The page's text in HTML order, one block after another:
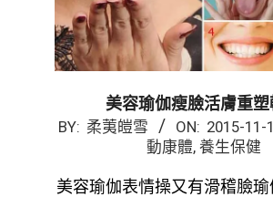
美容瑜伽瘦臉活膚重
2015-
18
BY: 柔荑皚雪 ON: 2015-11-
動康體, 養生保健
美容瑜伽表情操又有滑稽臉